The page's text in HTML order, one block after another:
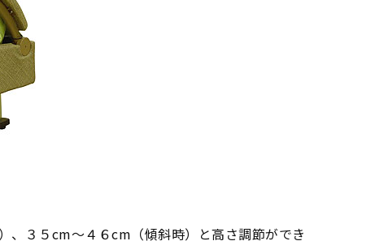
、３５cm～４６cm（傾斜時）と高さ調節ができ